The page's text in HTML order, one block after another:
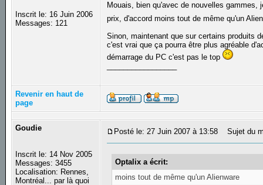
Inscrit le: 16 Juin 2006
Messages: 121
Mouais, bien qu'avec de nouvelles
prix, d'accord moins tout de même qu'un
Sinon, maintenant que sur certains produits
c'est vrai que ça pourra être plus agréable
démarrage du PC c'est pas le top
Revenir en haut de
page
Goudie
Inscrit le: 14 Nov 2005
Messages: 3455
Localisation: Rennes,
Montréal... par là quoi
Posté le: 27 Juin 2007 à 13:58 Sujet du
Optalix a écrit:
moins tout de même qu'un Alienware